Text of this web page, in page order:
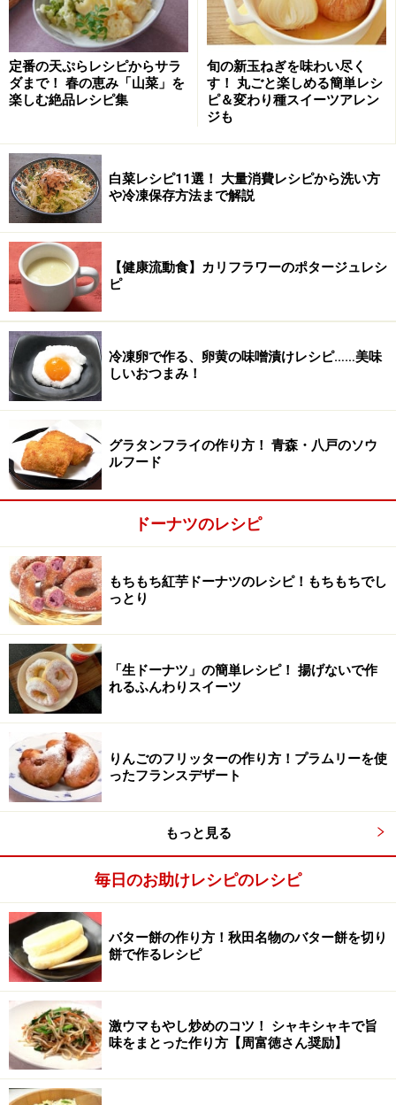
粉砂糖 50g
いよかん
果汁小さじ2～3（レモン汁
でも可）
砂糖 適量
シナモン
トマトケチャップ
油
■フィリング
かぼちゃ
さつまいも 50g
アボカド 1/4個
ミニトマト
りんご 1/4個
いよかん
ソーセージ
餅
上記の他に、カラーチョコスプレーを少々使いました。
フィリングはこれに限らず、お好みのもの、季節のもの
ベジフルドーナツの作り方・手順
■ベジフルドーナツを作る
1
さつまいもとかぼちゃに火を通す
さつまいもとかぼちゃは、1.5cm角に切る。耐熱容器に
入れてラップをかけ、電子レンジで柔らかくなるまで加
熱する。
定番の天ぷらレシピからサラ
ダまで！ 春の恵み「山菜」を
楽しむ絶品レシピ集
旬の新玉ねぎを味わい尽く
す！ 丸ごと楽しめる簡単レシ
ピ＆変わり種スイーツアレン
ジも
白菜レシピ11選！ 大量消費レシピから洗い方
や冷凍保存方法まで解説
【健康流動食】カリフラワーのポタージュレシ
ピ
冷凍卵で作る、卵黄の味噌漬けレシピ……美味
しいおつまみ！
グラタンフライの作り方！ 青森・八戸のソウ
ルフード
ドーナツのレシピ
もちもち紅芋ドーナツのレシピ！もちもちでし
っとり
「生ドーナツ」の簡単レシピ！ 揚げないで作
れるふんわりスイーツ
りんごのフリッターの作り方！プラムリーを使
ったフランスデザート
もっと見る
毎日のお助けレシピのレシピ
バター餅の作り方！秋田名物のバター餅を切り
餅で作るレシピ
激ウマもやし炒めのコツ！ シャキシャキで旨
味をまとった作り方【周富徳さん奨励】